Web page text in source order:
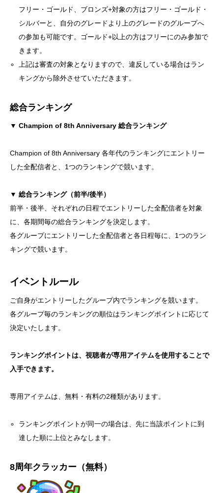
フリー・ゴールド、ブロンズ+対象の方はフリー・ゴールド・
シルバーと、自分のグレードより上のグレードのグループへ
の参加も可能です。ゴールド+以上の方はフリーにのみ参加で
きます。
上記は審査の対象となりますので、違反している場合はラン
キングから除外させていただきます。
総合ランキング
▼ Champion of 8th Anniversary 総合ランキング
Champion of 8th Anniversary 各年代のランキングにエントリー
した全配信者と、1つのランキングで競います。
▼ 総合ランキング（前半/後半）
前半・後半、それぞれの日程でエントリーした全配信者を対象
に、各期間毎の総合ランキングを決定します。
各グループにエントリーした全配信者と各日程毎に、1つのラン
キングで競います。
イベントルール
ご自身がエントリーしたグループ内でランキングを競います。
各グループ毎のランキングの順位はランキングポイントに応じて
決定いたします。
ランキングポイントは、視聴者が専用アイテムを使用することで
入手できます。
専用アイテムは、無料・有料の2種類があります。
ランキングポイントが同一の場合は、先に当該ポイントに到
達した順に上位とみなします。
8周年クラッカー（無料）